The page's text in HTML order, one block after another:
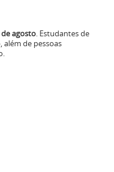
de agosto. Estudantes de
além de pessoas